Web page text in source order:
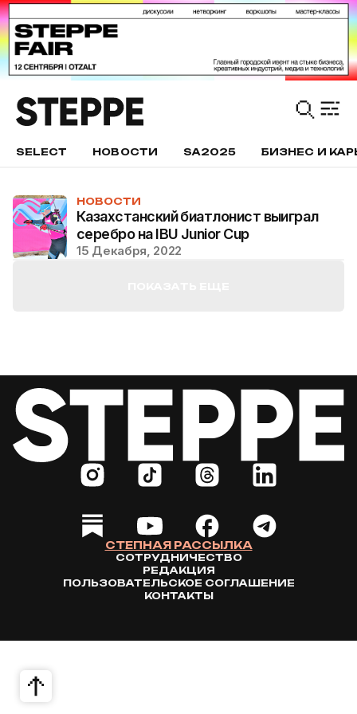
SELECT НОВОСТИ SA2025 БИЗНЕС И
НОВОСТИ
Казахстанский биатлонист выиграл
серебро на IBU Junior Cup
15 Декабря, 2022
СТЕПНАЯ РАССЫЛКА
СОТРУДНИЧЕСТВО
РЕДАКЦИЯ
ПОЛЬЗОВАТЕЛЬСКОЕ СОГЛАШЕНИЕ
КОНТАКТЫ